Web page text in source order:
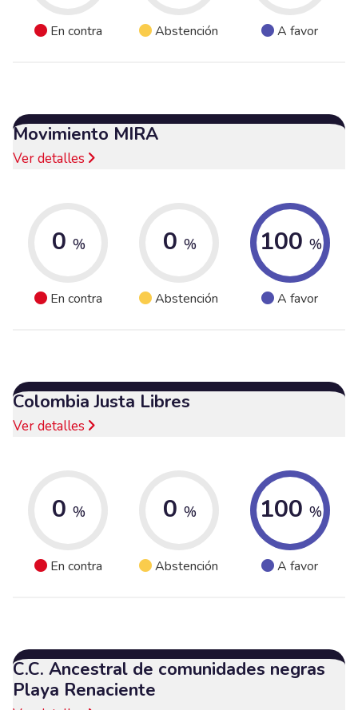
En contra Abstención A favor
Movimiento MIRA
Ver detalles
0 %
En contra
0 %
Abstención
100 %
A favor
Colombia Justa Libres
Ver detalles
0 %
En contra
0 %
Abstención
100 %
A favor
C.C. Ancestral de comunidades negras
Playa Renaciente